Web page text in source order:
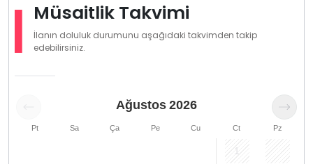
Müsaitlik Takvimi
İlanın doluluk durumunu aşağıdaki takvimden takip
edebilirsiniz.
Ağustos 2026
Pt Sa Ça Pe Cu Ct Pz
1